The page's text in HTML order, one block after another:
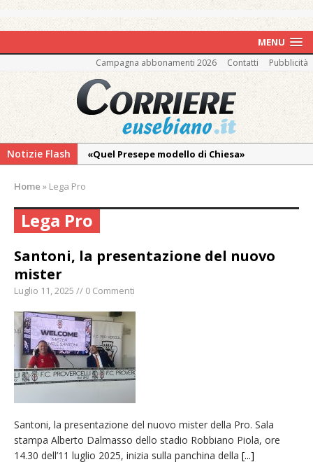
MENU
Campagna abbonamenti 2026 Contatti Pubblicità
Notizie Flash
«Quel Presepe modello di Chiesa»
mercatino agricolo
La Pro verso l’avvio della Stagione
La Regione stanzia oltre 38mila euro per il
Pro Loco
Il Piemonte ha avviato la richiesta di calamità
naturale per la siccità estrema e gli incendi
Crisi idrica: il Comune di Vercelli introduce
alcune limitazioni all’utilizzo dell’acqua
fronte. Evacuato il rifugio e chiusi tutti i
sentieri
Dieci anni fa l’ingresso a Vercelli
Home » Lega Pro
Lega Pro
Santoni, la presentazione del nuovo
mister
Luglio 11, 2025 // 0 Commenti
Santoni, la presentazione del nuovo mister della Pro. Sala
stampa Alberto Dalmasso dello stadio Robbiano Piola, ore
14.30 dell’11 luglio 2025, inizia sulla panchina della [...]